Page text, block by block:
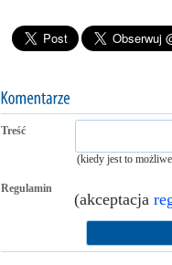
Treść
(kiedy jest to
Regulamin
(akceptacja